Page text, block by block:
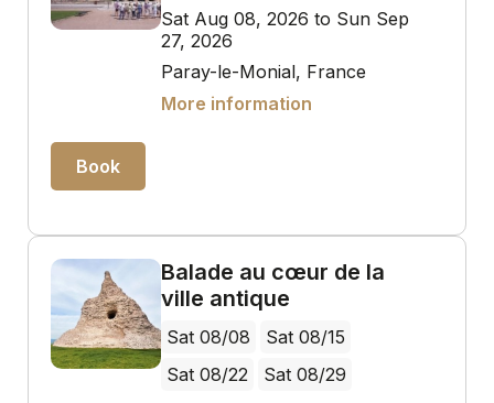
Sat Aug 08, 2026 to Sun Sep
27, 2026
Paray-le-Monial, France
More information
Book
Balade au cœur de la
ville antique
Sat 08/08
Sat 08/15
Sat 08/22
Sat 08/29